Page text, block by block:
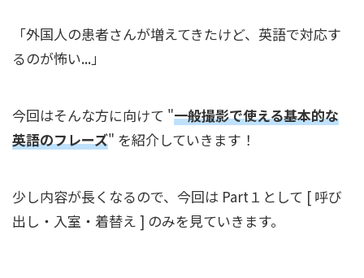
「外国人の患者さんが増えてきたけど、英語で対応す
るのが怖い...」
今回はそんな方に向けて "一般撮影で使える基本的な
英語のフレーズ" を紹介していきます！
少し内容が長くなるので、今回は Part１として [ 呼び
出し・入室・着替え ] のみを見ていきます。